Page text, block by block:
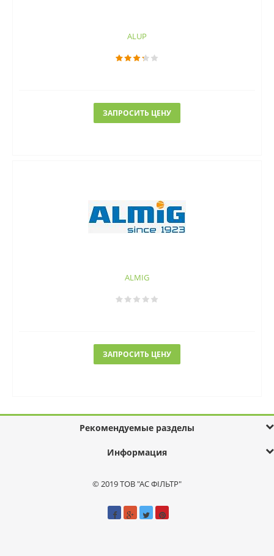
ALUP
ЗАПРОСИТЬ ЦЕНУ
ALMIG
ЗАПРОСИТЬ ЦЕНУ
Рекомендуемые разделы
Информация
© 2019 ТОВ "АС ФІЛЬТР"